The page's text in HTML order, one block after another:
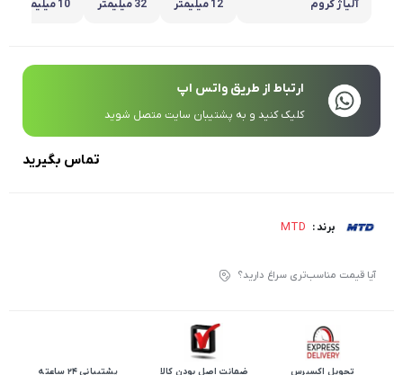
آلیاژ کروم
12 میلیمتر
32 میلیمتر
10 میلیمتر
ارتباط از طریق واتس اپ
کلیک کنید و به پشتیبان سایت متصل شوید
تماس بگیرید
برند : MTD
آیا قیمت مناسب‌تری سراغ دارید؟
تحویل اکسپرس ضمانت اصل بودن کالا پشتیبانی 24 ساعته